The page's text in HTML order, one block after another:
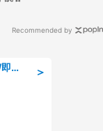
Recommended by
＞
営業/商社でのルート営業のお仕事/即日勤務可/車通勤可/営業